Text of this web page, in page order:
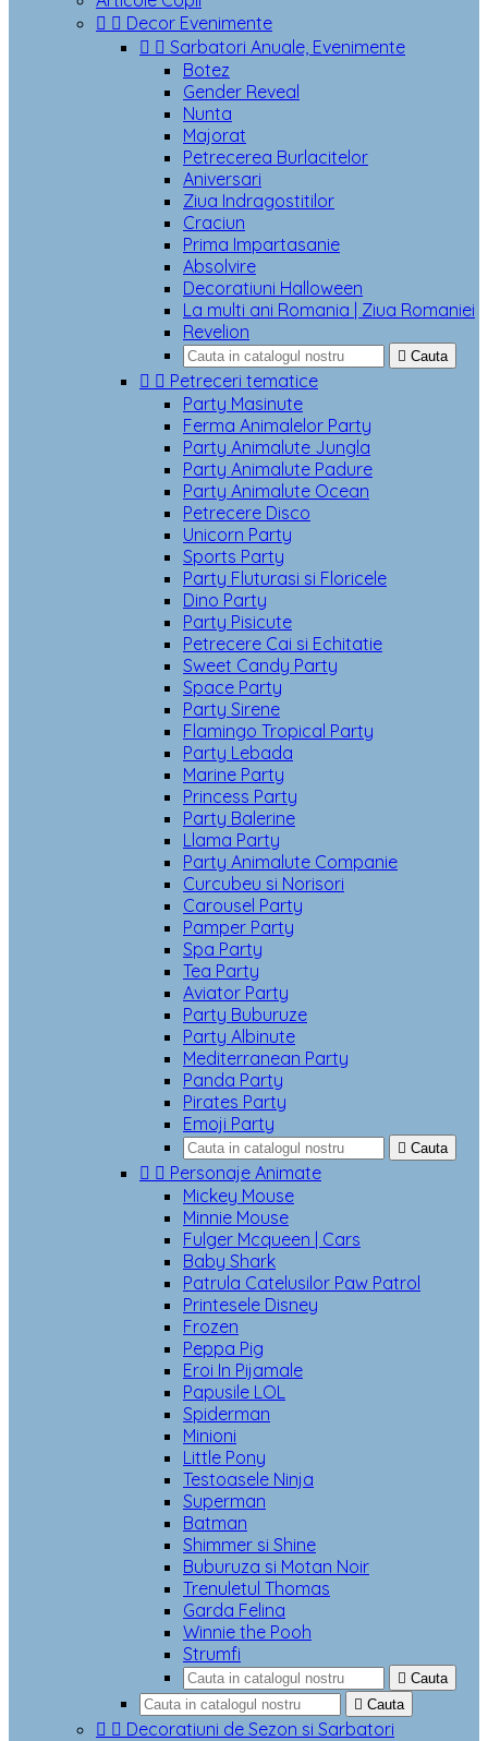
  Decor Evenimente
  Sarbatori Anuale, Evenimente
Botez
Gender Reveal
Nunta
Majorat
Petrecerea Burlacitelor
Aniversari
Ziua Indragostitilor
Craciun
Prima Impartasanie
Absolvire
Decoratiuni Halloween
La multi ani Romania | Ziua Romaniei
Revelion
 Cauta
  Petreceri tematice
Party Masinute
Ferma Animalelor Party
Party Animalute Jungla
Party Animalute Padure
Party Animalute Ocean
Petrecere Disco
Unicorn Party
Sports Party
Party Fluturasi si Floricele
Dino Party
Party Pisicute
Petrecere Cai si Echitatie
Sweet Candy Party
Space Party
Party Sirene
Flamingo Tropical Party
Party Lebada
Marine Party
Princess Party
Party Balerine
Llama Party
Party Animalute Companie
Curcubeu si Norisori
Carousel Party
Pamper Party
Spa Party
Tea Party
Aviator Party
Party Buburuze
Party Albinute
Mediterranean Party
Panda Party
Pirates Party
Emoji Party
 Cauta
  Personaje Animate
Mickey Mouse
Minnie Mouse
Fulger Mcqueen | Cars
Baby Shark
Patrula Catelusilor Paw Patrol
Printesele Disney
Frozen
Peppa Pig
Eroi In Pijamale
Papusile LOL
Spiderman
Minioni
Little Pony
Testoasele Ninja
Superman
Batman
Shimmer si Shine
Buburuza si Motan Noir
Trenuletul Thomas
Garda Felina
Winnie the Pooh
Strumfi
 Cauta
 Cauta
  Decoratiuni de Sezon si Sarbatori